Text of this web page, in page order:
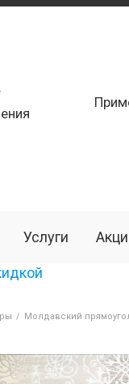
Услуги
/ Молдавский